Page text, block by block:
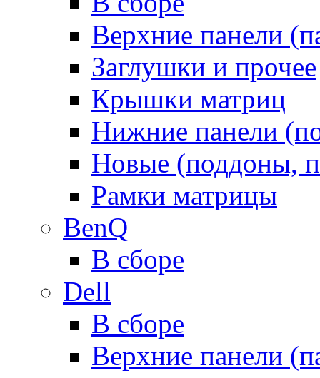
Верхние панели
Заглушки и прочее
Крышки матриц
Нижние панели
Новые (поддоны,
Рамки матрицы
BenQ
В сборе
Dell
В сборе
Верхние панели